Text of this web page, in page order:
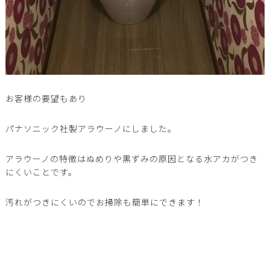
お客様の要望もあり
パナソニック社製アラウーノにしました。
アラウーノの特徴はぬめりや黒ずみの原因となる水アカがつき
にくいことです。
汚れがつきにくいのでお掃除も簡単にできます！